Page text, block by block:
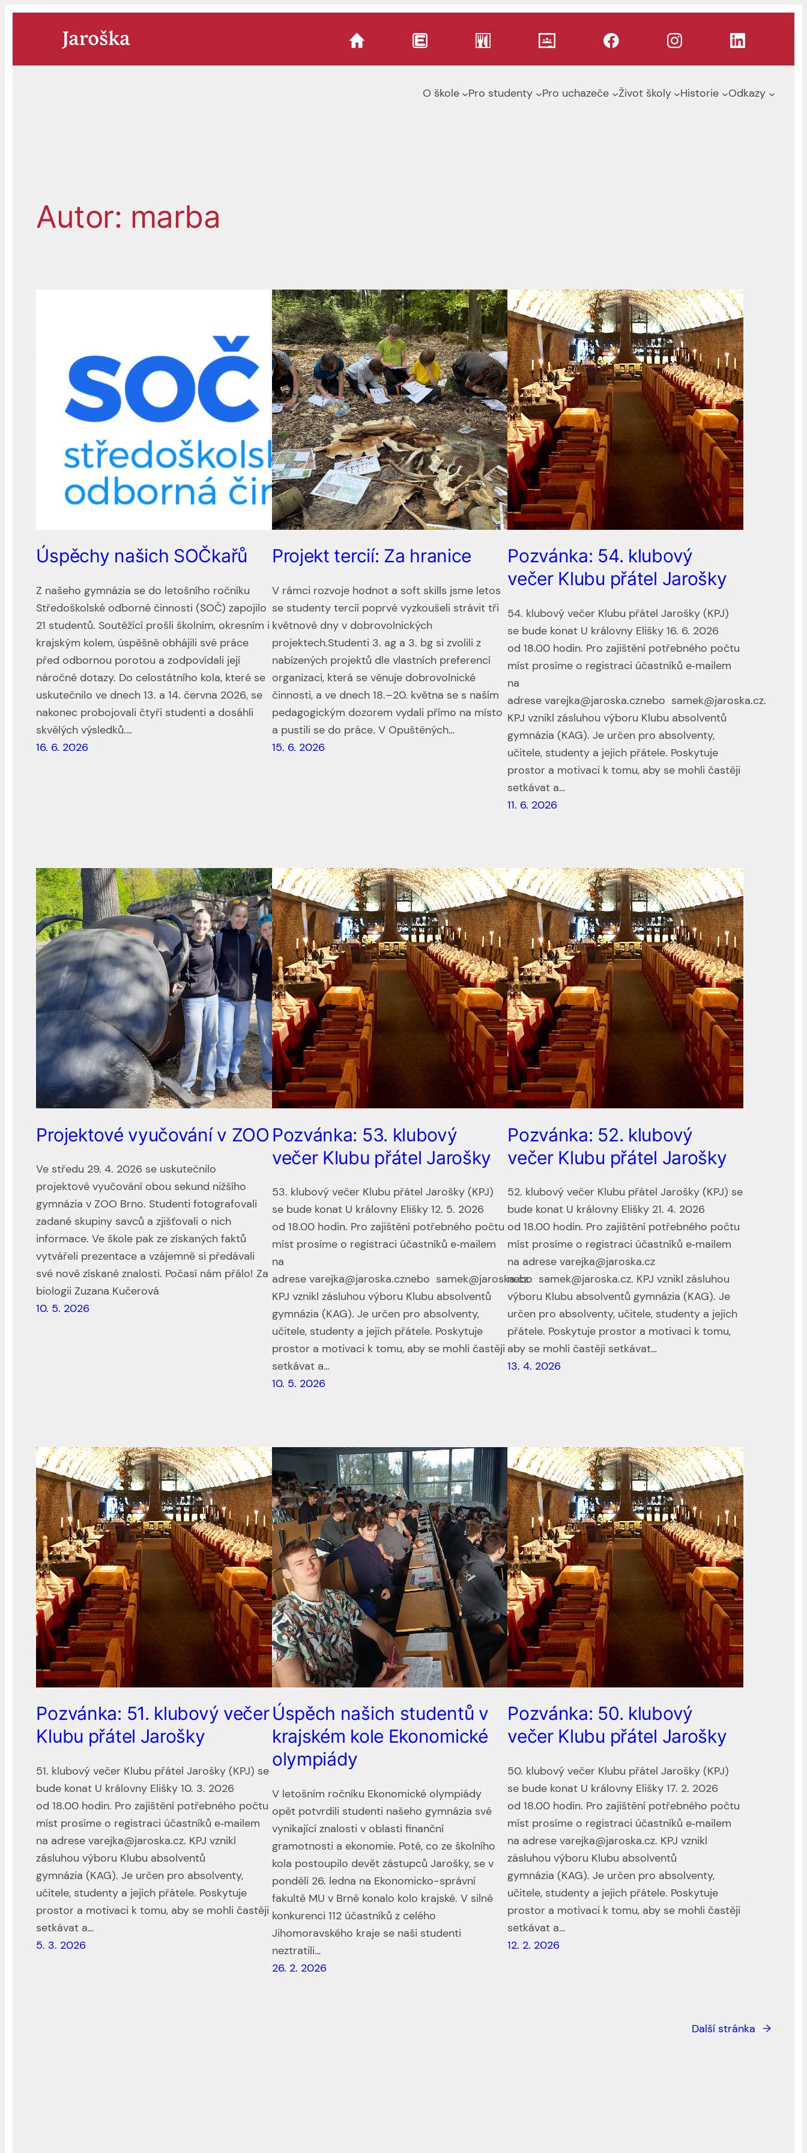
O škole Pro studenty Pro uchazeče Život školy Historie Odkazy
Autor: marba
Úspěchy našich SOČkařů
Z našeho gymnázia se do letošního ročníku
Středoškolské odborné činnosti (SOČ) zapojilo
21 studentů. Soutěžící prošli školním, okresním i
krajským kolem, úspěšně obhájili své práce
před odbornou porotou a zodpovídali její
náročné dotazy. Do celostátního kola, které se
uskutečnilo ve dnech 13. a 14. června 2026, se
nakonec probojovali čtyři studenti a dosáhli
skvělých výsledků.…
16. 6. 2026
Projekt tercií: Za hranice
V rámci rozvoje hodnot a soft skills jsme letos
se studenty tercií poprvé vyzkoušeli strávit tři
květnové dny v dobrovolnických
projektech.Studenti 3. ag a 3. bg si zvolili z
nabízených projektů dle vlastních preferencí
organizaci, která se věnuje dobrovolnické
činnosti, a ve dnech 18.–20. května se s naším
pedagogickým dozorem vydali přímo na místo
a pustili se do práce. V Opuštěných…
15. 6. 2026
Pozvánka: 54. klubový
večer Klubu přátel Jarošky
54. klubový večer Klubu přátel Jarošky (KPJ)
se bude konat U královny Elišky 16. 6. 2026
od 18.00 hodin. Pro zajištění potřebného počtu
míst prosíme o registraci účastníků e‑mailem
na
adrese varejka@jaroska.cznebo samek@jaroska.cz.
KPJ vznikl zásluhou výboru Klubu absolventů
gymnázia (KAG). Je určen pro absolventy,
učitele, studenty a jejich přátele. Poskytuje
prostor a motivaci k tomu, aby se mohli častěji
setkávat a…
11. 6. 2026
Projektové vyučování v ZOO
Ve středu 29. 4. 2026 se uskutečnilo
projektové vyučování obou sekund nižšího
gymnázia v ZOO Brno. Studenti fotografovali
zadané skupiny savců a zjišťovali o nich
informace. Ve škole pak ze získaných faktů
vytvářeli prezentace a vzájemně si předávali
své nově získané znalosti. Počasí nám přálo! Za
biologii Zuzana Kučerová
10. 5. 2026
Pozvánka: 53. klubový
večer Klubu přátel Jarošky
53. klubový večer Klubu přátel Jarošky (KPJ)
se bude konat U královny Elišky 12. 5. 2026
od 18.00 hodin. Pro zajištění potřebného počtu
míst prosíme o registraci účastníků e‑mailem
na
adrese varejka@jaroska.cznebo samek@jaroska.cz.
KPJ vznikl zásluhou výboru Klubu absolventů
gymnázia (KAG). Je určen pro absolventy,
učitele, studenty a jejich přátele. Poskytuje
prostor a motivaci k tomu, aby se mohli častěji
setkávat a…
10. 5. 2026
Pozvánka: 52. klubový
večer Klubu přátel Jarošky
52. klubový večer Klubu přátel Jarošky (KPJ) se
bude konat U královny Elišky 21. 4. 2026
od 18.00 hodin. Pro zajištění potřebného počtu
míst prosíme o registraci účastníků e‑mailem
na adrese varejka@jaroska.cz
nebo samek@jaroska.cz. KPJ vznikl zásluhou
výboru Klubu absolventů gymnázia (KAG). Je
určen pro absolventy, učitele, studenty a jejich
přátele. Poskytuje prostor a motivaci k tomu,
aby se mohli častěji setkávat…
13. 4. 2026
Pozvánka: 51. klubový večer
Klubu přátel Jarošky
51. klubový večer Klubu přátel Jarošky (KPJ) se
bude konat U královny Elišky 10. 3. 2026
od 18.00 hodin. Pro zajištění potřebného počtu
míst prosíme o registraci účastníků e‑mailem
na adrese varejka@jaroska.cz. KPJ vznikl
zásluhou výboru Klubu absolventů
gymnázia (KAG). Je určen pro absolventy,
učitele, studenty a jejich přátele. Poskytuje
prostor a motivaci k tomu, aby se mohli častěji
setkávat a…
5. 3. 2026
Úspěch našich studentů v
krajském kole Ekonomické
olympiády
V letošním ročníku Ekonomické olympiády
opět potvrdili studenti našeho gymnázia své
vynikající znalosti v oblasti finanční
gramotnosti a ekonomie. Poté, co ze školního
kola postoupilo devět zástupců Jarošky, se v
pondělí 26. ledna na Ekonomicko-správní
fakultě MU v Brně konalo kolo krajské. V silné
konkurenci 112 účastníků z celého
Jihomoravského kraje se naši studenti
neztratili…
26. 2. 2026
Pozvánka: 50. klubový
večer Klubu přátel Jarošky
50. klubový večer Klubu přátel Jarošky (KPJ)
se bude konat U královny Elišky 17. 2. 2026
od 18.00 hodin. Pro zajištění potřebného počtu
míst prosíme o registraci účastníků e‑mailem
na adrese varejka@jaroska.cz. KPJ vznikl
zásluhou výboru Klubu absolventů
gymnázia (KAG). Je určen pro absolventy,
učitele, studenty a jejich přátele. Poskytuje
prostor a motivaci k tomu, aby se mohli častěji
setkávat a…
12. 2. 2026
Další stránka →